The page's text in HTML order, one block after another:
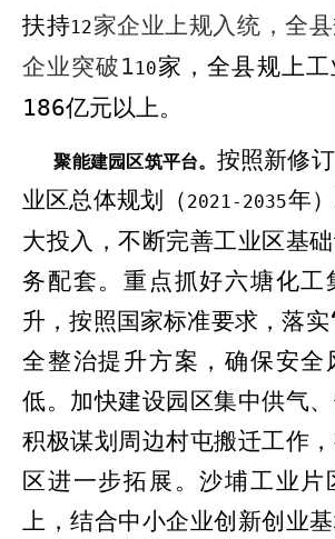
扶持12家企业上规入统，全
企业突破110家，全县规上
186亿元以上。
聚能建园区筑平台。 按照新修
业区总体规划（ 2021-2035年
大投入，不断完善工业区基
务配套。重点抓好六塘化工
升，按照国家标准要求，落
全整治提升方案，确保安全
低。 加快建设园区集中供气、
积极谋划周边村屯搬迁工作，
区进一步拓展 。沙埔工业片
上，结合中小企业创新创业